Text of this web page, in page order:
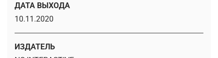
ДАТА ВЫХОДА
10.11.2020
ИЗДАТЕЛЬ